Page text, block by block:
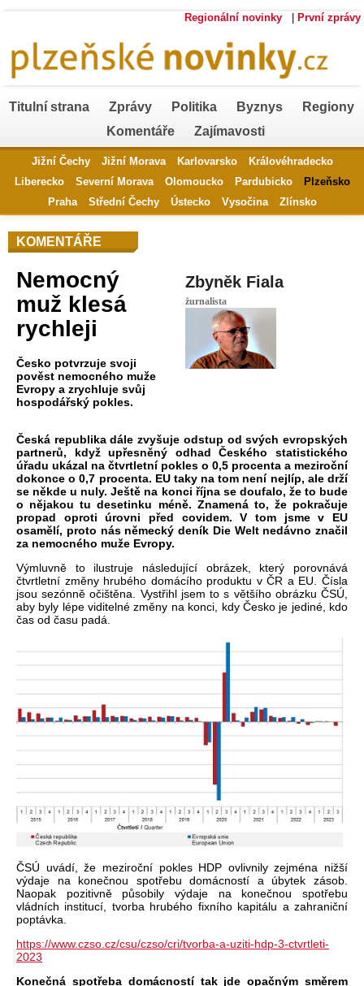
Regionální novinky První zprávy
Titulní strana Zprávy Politika Byznys
Regiony
Komentáře
Zajímavosti
Jižní Čechy Jižní Morava Karlovarsko
Královéhradecko
Liberecko
Severní Morava Olomoucko Pardubicko
Plzeňsko
Praha
Střední Čechy Ústecko Vysočina Zlínsko
KOMENTÁŘE
Zbyněk Fiala
žurnalista
Nemocný
muž klesá
rychleji
Česko potvrzuje svoji
pověst nemocného muže
Evropy a zrychluje svůj
hospodářský pokles.
Česká republika dále zvyšuje odstup od svých evropských
partnerů, když upřesněný odhad Českého statistického
úřadu ukázal na čtvrtletní pokles o 0,5 procenta a meziroční
dokonce o 0,7 procenta. EU taky na tom není nejlíp, ale drží
se někde u nuly. Ještě na konci října se doufalo, že to bude
o nějakou tu desetinku méně. Znamená to, že pokračuje
propad oproti úrovni před covidem. V tom jsme v EU
osamělí, proto nás německý deník Die Welt nedávno značil
za nemocného muže Evropy.
Výmluvně to ilustruje následující obrázek, který porovnává
čtvrtletní změny hrubého domácího produktu v ČR a EU. Čísla
jsou sezónně očištěna. Vystřihl jsem to s většího obrázku ČSÚ,
aby byly lépe viditelné změny na konci, kdy Česko je jediné, kdo
čas od času padá.
ČSÚ uvádí, že meziroční pokles HDP ovlivnily zejména nižší
výdaje na konečnou spotřebu domácností a úbytek zásob.
Naopak pozitivně působily výdaje na konečnou spotřebu
vládních institucí, tvorba hrubého fixního kapitálu a zahraniční
poptávka.
https://www.czso.cz/csu/czso/cri/tvorba-a-uziti-hdp-3-ctvrtleti-
2023
Konečná spotřeba domácností tak jde opačným směrem